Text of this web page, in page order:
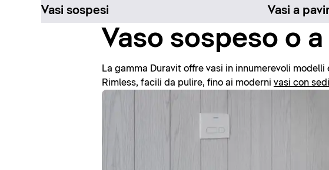
Vasi sospesi Vasi a
Vaso sospeso o
La gamma Duravit offre vasi in innumerevoli
Rimless, facili da pulire, fino ai moderni vasi con